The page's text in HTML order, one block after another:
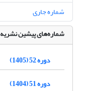
شماره جاری
شماره‌های پیشین نشریه
دوره 52 (1405)
دوره 51 (1404)